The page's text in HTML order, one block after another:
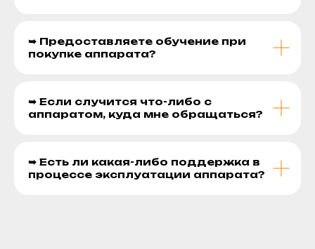
➥ Предоставляете обучение при
покупке аппарата?
➥ Если случится что-либо с
аппаратом, куда мне обращаться?
➥ Есть ли какая-либо поддержка в
процессе эксплуатации аппарата?